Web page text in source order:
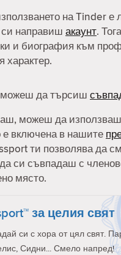
на Tinder е
направиш акаунт.
и биография към
характер.
можеш да търсиш
можеш да използваш
е включена в нашите
ти позволява да
си съвпадаш с
място.
за целия свят
си с хора от цял свят.
Сидни... Смело напред!